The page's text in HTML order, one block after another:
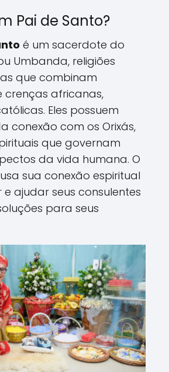
Pai de Santo?
é um sacerdote do
Umbanda, religiões
que combinam
crenças africanas,
Eles possuem
conexão com os Orixás,
que governam
da vida humana. O
sua conexão espiritual
ajudar seus consulentes
para seus